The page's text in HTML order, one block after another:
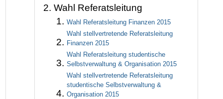
Wahl Referatsleitung
Wahl Referatsleitung Finanzen 2015
Wahl stellvertretende Referatsleitung
Finanzen 2015
Wahl Referatsleitung studentische
Selbstverwaltung & Organisation 2015
Wahl stellvertretende Referatsleitung
studentische Selbstverwaltung &
Organisation 2015